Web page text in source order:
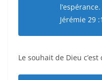
l’espérance.
Jérémie 29
Le souhait de Dieu c’est